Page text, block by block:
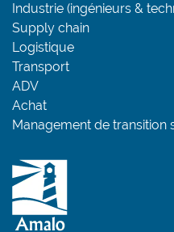
Industrie (ingénieurs &
Supply chain
Logistique
Transport
ADV
Achat
Management de